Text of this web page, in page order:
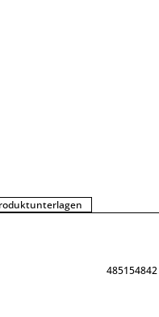
485154842